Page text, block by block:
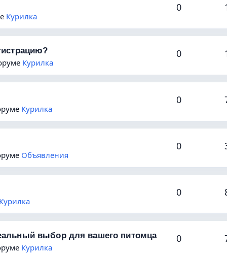
Курилка
0
Курилка
0
Курилка
0
Объявления
0
Курилка
0
выбор для вашего питомца
Курилка
0